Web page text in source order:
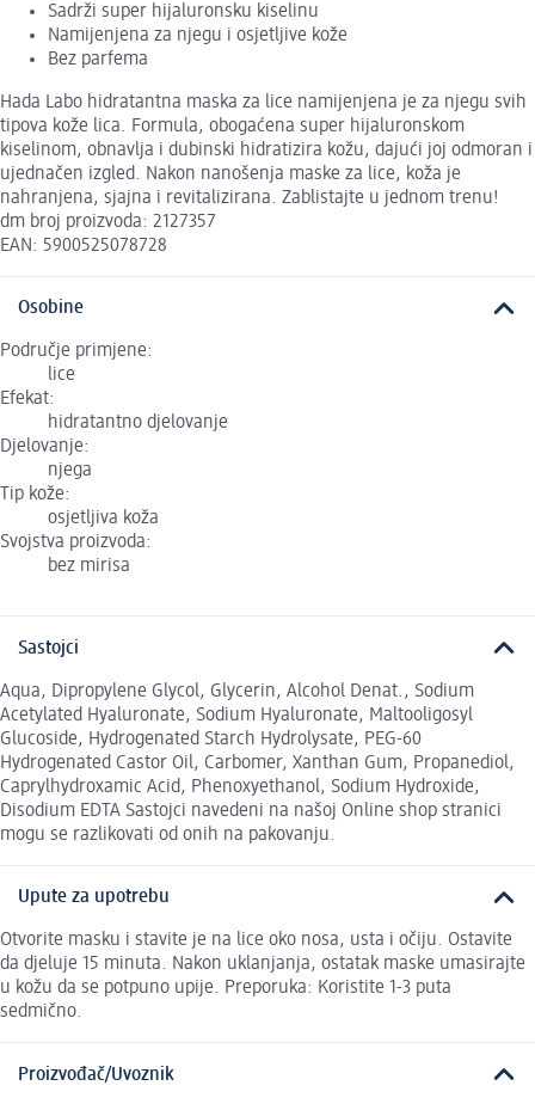
Sadrži super hijaluronsku kiselinu
Namijenjena za njegu i osjetljive kože
Bez parfema
Hada Labo hidratantna maska za lice namijenjena je za njegu svih
tipova kože lica. Formula, obogaćena super hijaluronskom
kiselinom, obnavlja i dubinski hidratizira kožu, dajući joj odmoran i
ujednačen izgled. Nakon nanošenja maske za lice, koža je
nahranjena, sjajna i revitalizirana. Zablistajte u jednom trenu!
dm broj proizvoda: 2127357
EAN: 5900525078728
Osobine
Područje primjene:
lice
Efekat:
hidratantno djelovanje
Djelovanje:
njega
Tip kože:
osjetljiva koža
Svojstva proizvoda:
bez mirisa
Sastojci
Aqua, Dipropylene Glycol, Glycerin, Alcohol Denat., Sodium
Acetylated Hyaluronate, Sodium Hyaluronate, Maltooligosyl
Glucoside, Hydrogenated Starch Hydrolysate, PEG-60
Hydrogenated Castor Oil, Carbomer, Xanthan Gum, Propanediol,
Caprylhydroxamic Acid, Phenoxyethanol, Sodium Hydroxide,
Disodium EDTA Sastojci navedeni na našoj Online shop stranici
mogu se razlikovati od onih na pakovanju.
Upute za upotrebu
Otvorite masku i stavite je na lice oko nosa, usta i očiju. Ostavite
da djeluje 15 minuta. Nakon uklanjanja, ostatak maske umasirajte
u kožu da se potpuno upije. Preporuka: Koristite 1-3 puta
sedmično.
Proizvođač/Uvoznik